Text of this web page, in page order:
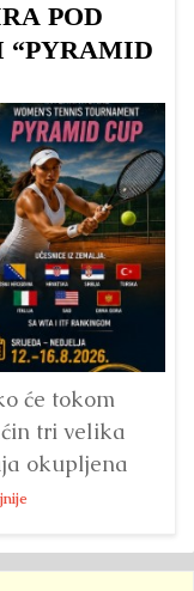
POD
će tokom
tri velika
okupljena